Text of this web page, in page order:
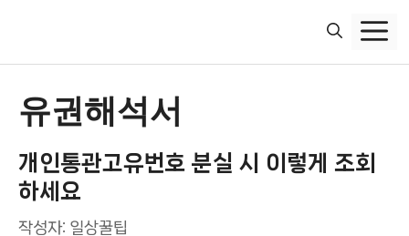
유권해석서
개인통관고유번호 분실 시 이렇게 조회
하세요
작성자: 일상꿀팁